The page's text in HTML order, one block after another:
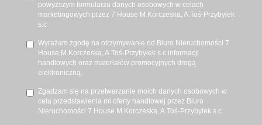
powyższym formularzu danych osobowych w celach
marketingowych przez 7 House M.Korczeska, A.Toś-Przybyłek
s.c
Wyrażam zgodę na otrzymywanie od Biuro Nieruchomości 7
House M.Korczeska, A.Toś-Przybyłek s.c informacji
handlowych oraz materiałów promocyjnych drogą
elektroniczną.
Zgadzam się na przetwarzanie moich danych osobowych w
celu przedstawienia mi oferty handlowej przez Biuro
Nieruchomości 7 House M.Korczeska, A.Toś-Przybyłek s.c